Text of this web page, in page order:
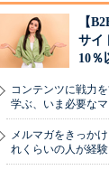
【
サイ
10
コンテンツに戦力
学ぶ、いま必要な
メルマガをきっか
れくらいの人が経験